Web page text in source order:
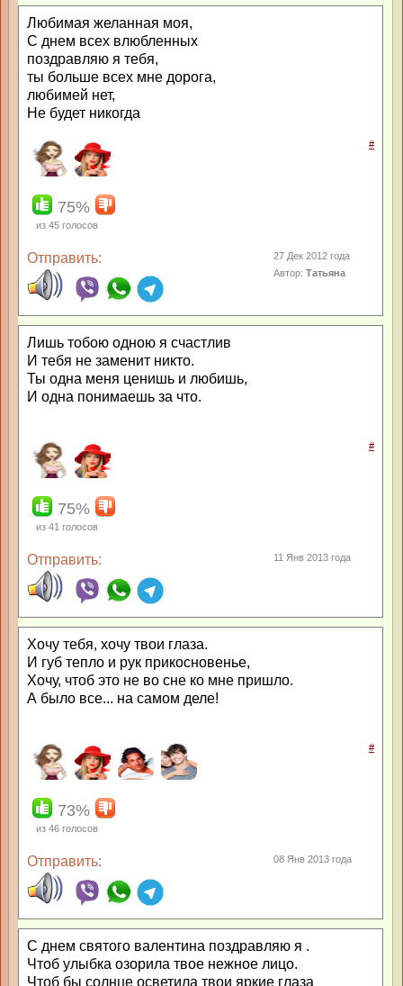
Любимая желанная моя,
С днем всех влюбленных
поздравляю я тебя,
ты больше всех мне дорога,
любимей нет,
Не будет никогда
#
75%
из 45 голосов
Отправить:
27 Дек 2012 года
Автор:Татьяна
Лишь тобою одною я счастлив
И тебя не заменит никто.
Ты одна меня ценишь и любишь,
И одна понимаешь за что.
#
75%
из 41 голосов
Отправить: 11 Янв 2013 года
Хочу тебя, хочу твои глаза.
И губ тепло и рук прикосновенье,
Хочу, чтоб это не во сне ко мне пришло.
А было все... на самом деле!
#
73%
из 46 голосов
Отправить: 08 Янв 2013 года
С днем святого валентина поздравляю я .
Чтоб улыбка озорила твое нежное лицо.
Чтоб бы солнце осветила твои яркие глаза